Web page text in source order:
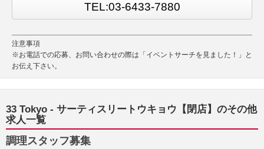
TEL:03-6433-7880
注意事項
※お電話での応募、お問い合わせの際は「イベントサーチを見ました！」と
お伝え下さい。
33 Tokyo - サーティスリートウキョウ【閉店】のその他
求人一覧
調理スタッフ募集